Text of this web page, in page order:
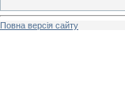
Повна версія сайту